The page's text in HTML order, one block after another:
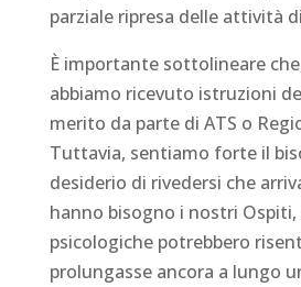
parziale ripresa delle attività
È importante sottolineare
abbiamo ricevuto istruzioni
merito da parte di ATS o
Tuttavia, sentiamo forte il
desiderio di rivedersi che
hanno bisogno i nostri
psicologiche potrebbero
prolungasse ancora a lungo